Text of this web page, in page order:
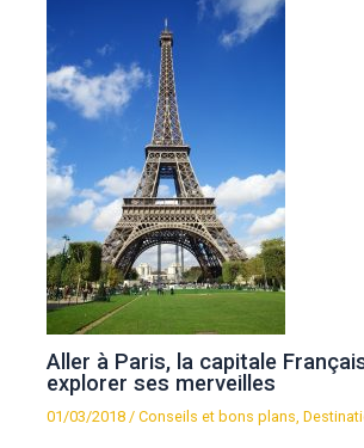
Aller à Paris, la capitale
explorer ses merveilles
01/03/2018/Conseils et bons plans,